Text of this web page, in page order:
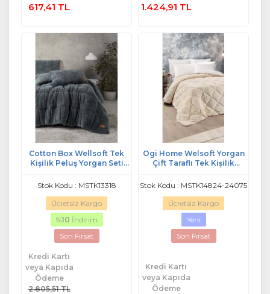
617,41 TL 1.424,91 TL
Cotton Box Wellsoft Tek
Kişilik Peluş Yorgan Seti
Stok Kodu : MSTK13318
Ücretsiz Kargo
%10 İndirim
Son Fırsat
Kredi Kartı
veya Kapıda
Ödeme
2.805,51 TL
Ogi Home Welsoft Yorgan
Çift Taraflı Tek Kişilik
Stok Kodu : MSTK14824-24075
Ücretsiz Kargo
Yeni
Son Fırsat
Kredi Kartı
veya Kapıda
Ödeme